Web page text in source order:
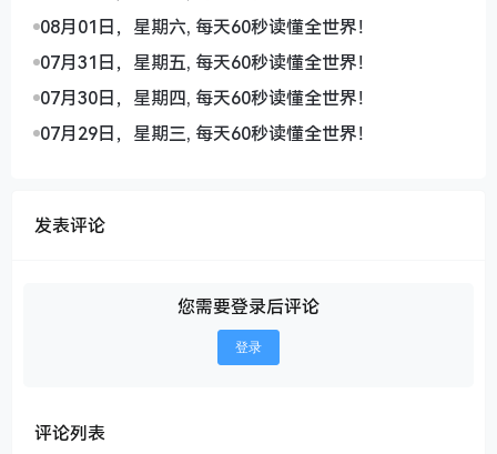
08月01日，星期六, 每天60秒读懂全世界！
07月31日，星期五, 每天60秒读懂全世界！
07月30日，星期四, 每天60秒读懂全世界！
07月29日，星期三, 每天60秒读懂全世界！
发表评论
您需要登录后评论
登录
评论列表